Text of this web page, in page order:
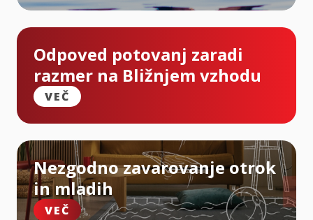
Odpoved potovanj zaradi
razmer na Bližnjem vzhodu
VEČ
Nezgodno zavarovanje otrok
in mladih
VEČ